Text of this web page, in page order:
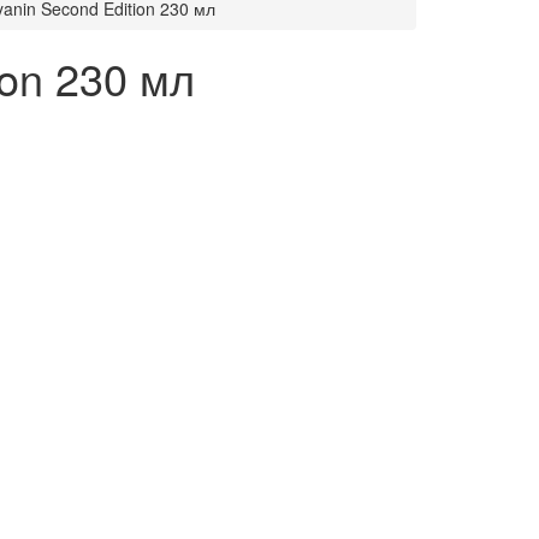
Second Edition 230 мл
230 мл